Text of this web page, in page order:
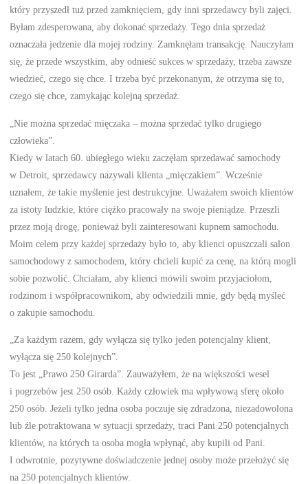
który przyszedł tuż przed zamknięciem, gdy inni sprzedawcy byli zajęci.
Byłam zdesperowana, aby dokonać sprzedaży. Tego dnia sprzedaż
oznaczała jedzenie dla mojej rodziny. Zamknęłam transakcję. Nauczyłam
się, że przede wszystkim, aby odnieść sukces w sprzedaży, trzeba zawsze
wiedzieć, czego się chce. I trzeba być przekonanym, że otrzyma się to,
czego się chce, zamykając kolejną sprzedaż.
„Nie można sprzedać mięczaka – można sprzedać tylko drugiego
człowieka”.
Kiedy w latach 60. ubiegłego wieku zaczęłam sprzedawać samochody
w Detroit, sprzedawcy nazywali klienta „mięczakiem”. Wcześnie
uznałem, że takie myślenie jest destrukcyjne. Uważałem swoich klientów
za istoty ludzkie, które ciężko pracowały na swoje pieniądze. Przeszli
przez moją drogę, ponieważ byli zainteresowani kupnem samochodu.
Moim celem przy każdej sprzedaży było to, aby klienci opuszczali salon
samochodowy z samochodem, który chcieli kupić za cenę, na którą mogli
sobie pozwolić. Chciałam, aby klienci mówili swoim przyjaciołom,
rodzinom i współpracownikom, aby odwiedzili mnie, gdy będą myśleć
o zakupie samochodu.
„Za każdym razem, gdy wyłącza się tylko jeden potencjalny klient,
wyłącza się 250 kolejnych”.
To jest „Prawo 250 Girarda”. Zauważyłem, że na większości wesel
i pogrzebów jest 250 osób. Każdy człowiek ma wpływową sferę około
250 osób. Jeżeli tylko jedna osoba poczuje się zdradzona, niezadowolona
lub źle potraktowana w sytuacji sprzedaży, traci Pani 250 potencjalnych
klientów, na których ta osoba mogła wpłynąć, aby kupili od Pani.
I odwrotnie, pozytywne doświadczenie jednej osoby może przełożyć się
na 250 potencjalnych klientów.